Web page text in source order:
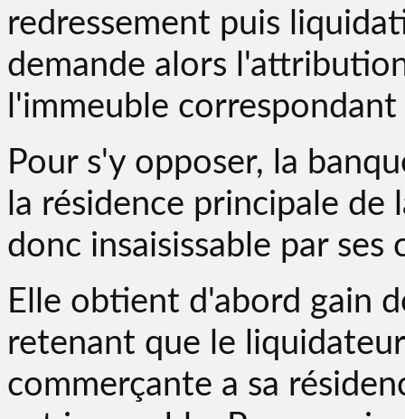
redressement puis
demande alors
l'immeuble
Pour s'y opposer, la
la résidence principale
donc insaisissable par ses
Elle obtient d'abord gain
retenant que le
commerçante a sa